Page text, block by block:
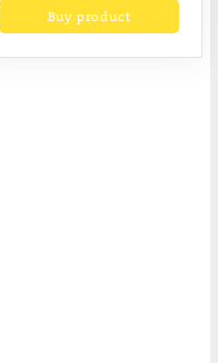
ช่อง IP54 กันน้ำและกัน
฿2,500.00.
฿1,599.00.Buy product